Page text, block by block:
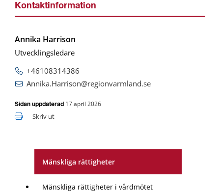
Mänskliga rättigheter
Mänskliga rättigheter i vårdmötet
Kontaktinformation
Annika Harrison
Utvecklingsledare
+46108314386
Annika.Harrison@regionvarmland.se
Sidan uppdaterad 17 april 2026
Skriv ut